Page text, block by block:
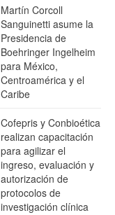
Martín Corcoll
Sanguinetti asume la
Presidencia de
Boehringer Ingelheim
para México,
Centroamérica y el
Caribe
Cofepris y Conbioética
realizan capacitación
para agilizar el
ingreso, evaluación y
autorización de
protocolos de
investigación clínica